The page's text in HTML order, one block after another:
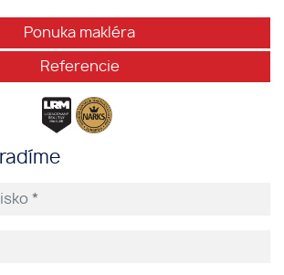
Ponuka makléra
Referencie